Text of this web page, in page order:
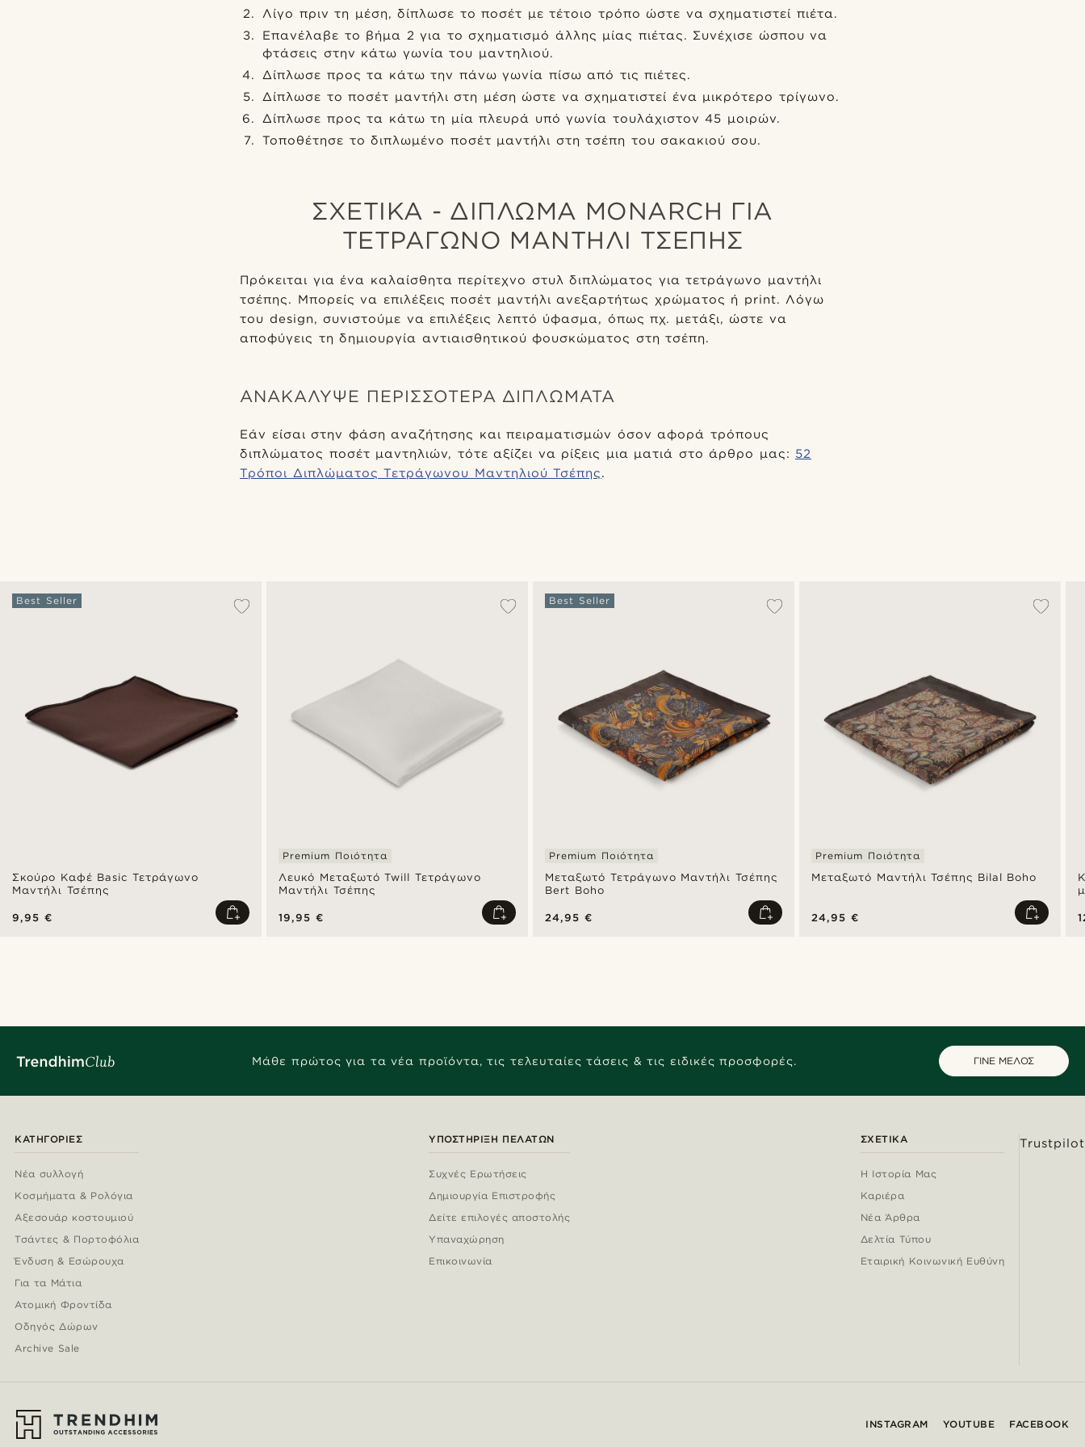
Λίγο πριν τη μέση, δίπλωσε το ποσέτ με τέτοιο τρόπο ώστε να σχηματιστεί πιέτα.
Επανέλαβε το βήμα 2 για το σχηματισμό άλλης μίας πιέτας. Συνέχισε ώσπου να
φτάσεις στην κάτω γωνία του μαντηλιού.
Δίπλωσε προς τα κάτω την πάνω γωνία πίσω από τις πιέτες.
Δίπλωσε το ποσέτ μαντήλι στη μέση ώστε να σχηματιστεί ένα μικρότερο τρίγωνο.
Δίπλωσε προς τα κάτω τη μία πλευρά υπό γωνία τουλάχιστον 45 μοιρών.
Τοποθέτησε το διπλωμένο ποσέτ μαντήλι στη τσέπη του σακακιού σου.
ΣΧΕΤΙΚΆ - ΔΊΠΛΩΜΑ MONARCH ΓΙΑ
ΤΕΤΡΆΓΩΝΟ ΜΑΝΤΉΛΙ ΤΣΈΠΗΣ
Πρόκειται για ένα καλαίσθητα περίτεχνο στυλ διπλώματος για τετράγωνο μαντήλι
τσέπης. Μπορείς να επιλέξεις ποσέτ μαντήλι ανεξαρτήτως χρώματος ή print. Λόγω
του design, συνιστούμε να επιλέξεις λεπτό ύφασμα, όπως πχ. μετάξι, ώστε να
αποφύγεις τη δημιουργία αντιαισθητικού φουσκώματος στη τσέπη.
ΑΝΑΚΆΛΥΨΕ ΠΕΡΙΣΣΌΤΕΡΑ ΔΙΠΛΏΜΑΤΑ
Εάν είσαι στην φάση αναζήτησης και πειραματισμών όσον αφορά τρόπους
διπλώματος ποσέτ μαντηλιών, τότε αξίζει να ρίξεις μια ματιά στο άρθρο μας: 52
Τρόποι Διπλώματος Τετράγωνου Μαντηλιού Τσέπης.
Σκούρο Καφέ Basic Τετράγωνο
Μαντήλι Τσέπης
Best Seller
9,95 €
Λευκό Μεταξωτό Twill Τετράγωνο
Μαντήλι Τσέπης
Premium Ποιότητα
19,95 €
Μεταξωτό Τετράγωνο Μαντήλι Τσέπης
Bert Boho
Best Seller
Premium Ποιότητα
24,95 €
Μεταξωτό Μαντήλι Τσέπης Bilal Boho
Premium Ποιότητα
24,95 €
Μάθε πρώτος για τα νέα προϊόντα, τις τελευταίες τάσεις & τις ειδικές προσφορές. ΓΙΝΕ ΜΕΛΟΣ
ΚΑΤΗΓΟΡΊΕΣ
Νέα συλλογή
Κοσμήματα & Ρολόγια
Αξεσουάρ κοστουμιού
Τσάντες & Πορτοφόλια
Ένδυση & Εσώρουχα
Για τα Μάτια
Ατομική Φροντίδα
Οδηγός Δώρων
Archive Sale
ΥΠΟΣΤΉΡΙΞΗ ΠΕΛΑΤΏΝ
Συχνές Ερωτήσεις
Δημιουργία Επιστροφής
Δείτε επιλογές αποστολής
Υπαναχώρηση
Επικοινωνία
ΣΧΕΤΙΚΆ
Η Ιστορία Μας
Καριέρα
Νέα Άρθρα
Δελτία Τύπου
Εταιρική Κοινωνική Ευθύνη
Trustpilot
INSTAGRAM YOUTUBE FACEBOOK